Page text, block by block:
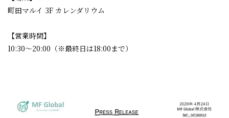
町田マルイ 3F カレンダリウム
【営業時間】
10:30～20:00（※最終日は18:00まで）